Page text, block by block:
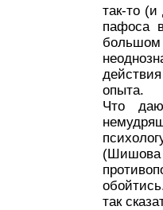
так-то
пафоса
опыта.
Что
так